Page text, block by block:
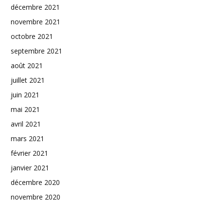
décembre 2021
novembre 2021
octobre 2021
septembre 2021
août 2021
juillet 2021
juin 2021
mai 2021
avril 2021
mars 2021
février 2021
janvier 2021
décembre 2020
novembre 2020